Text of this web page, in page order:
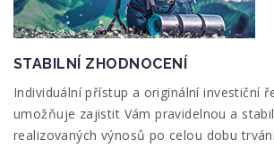
STABILNÍ ZHODNOCENÍ
Individuální přístup a originální investiční
umožňuje zajistit Vám pravidelnou a
realizovaných výnosů po celou dobu